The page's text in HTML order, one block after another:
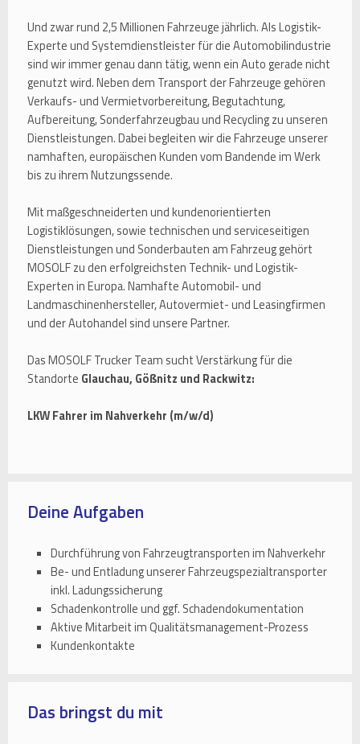
Und zwar rund 2,5 Millionen Fahrzeuge jährlich. Als Logistik-
Experte und Systemdienstleister für die Automobilindustrie
sind wir immer genau dann tätig, wenn ein Auto gerade nicht
genutzt wird. Neben dem Transport der Fahrzeuge gehören
Verkaufs- und Vermietvorbereitung, Begutachtung,
Aufbereitung, Sonderfahrzeugbau und Recycling zu unseren
Dienstleistungen. Dabei begleiten wir die Fahrzeuge unserer
namhaften, europäischen Kunden vom Bandende im Werk
bis zu ihrem Nutzungssende.
Mit maßgeschneiderten und kundenorientierten
Logistiklösungen, sowie technischen und serviceseitigen
Dienstleistungen und Sonderbauten am Fahrzeug gehört
MOSOLF zu den erfolgreichsten Technik- und Logistik-
Experten in Europa. Namhafte Automobil- und
Landmaschinenhersteller, Autovermiet- und Leasingfirmen
und der Autohandel sind unsere Partner.
Das MOSOLF Trucker Team sucht Verstärkung für die
Standorte Glauchau, Gößnitz und Rackwitz:
LKW Fahrer im Nahverkehr (m/w/d)
Deine Aufgaben
Durchführung von Fahrzeugtransporten im Nahverkehr
Be- und Entladung unserer Fahrzeugspezialtransporter
inkl. Ladungssicherung
Schadenkontrolle und ggf. Schadendokumentation
Aktive Mitarbeit im Qualitätsmanagement-Prozess
Kundenkontakte
Das bringst du mit